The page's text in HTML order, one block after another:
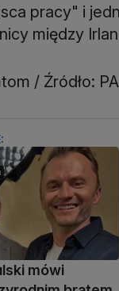
pracy" i
między
/ Źródło:
mówi